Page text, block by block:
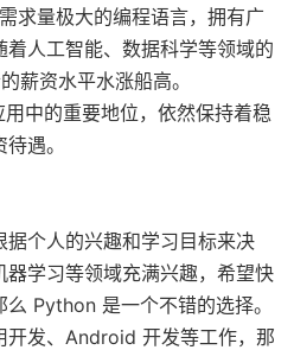
求量极大的编程语言，拥有广
人工智能、数据科学等领域的
薪资水平水涨船高。
中的重要地位，依然保持着稳
遇。
个人的兴趣和学习目标来决
学习等领域充满兴趣，希望快
Python 是一个不错的选择。
开发、Android 开发等工作，那